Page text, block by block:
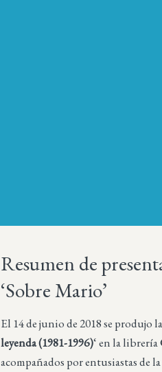
Resumen de
‘Sobre Mario’
El 14 de junio de 2018 se produjo
leyenda (1981-1996)‘ en la librería
acompañados por entusiastas de